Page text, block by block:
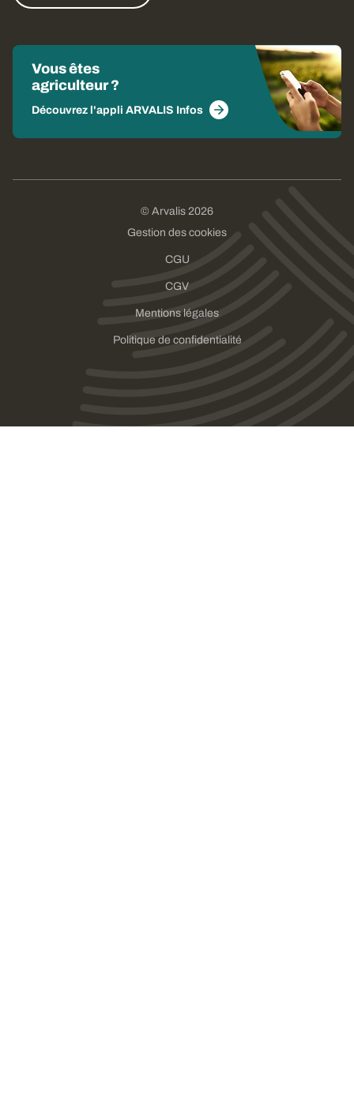
Vous êtes
agriculteur ?
Découvrez l'appli ARVALIS Infos
© Arvalis 2026
Gestion des cookies
CGU
CGV
Mentions légales
Politique de confidentialité